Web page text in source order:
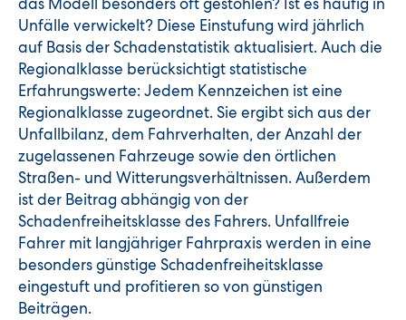
Unfälle verwickelt? Diese Einstufung wird jährlich
auf Basis der Schadenstatistik aktualisiert. Auch die
Regionalklasse berücksichtigt statistische
Erfahrungswerte: Jedem Kennzeichen ist eine
Regionalklasse zugeordnet. Sie ergibt sich aus der
Unfallbilanz, dem Fahrverhalten, der Anzahl der
zugelassenen Fahrzeuge sowie den örtlichen
Straßen- und Witterungsverhältnissen. Außerdem
ist der Beitrag abhängig von der
Schadenfreiheitsklasse des Fahrers. Unfallfreie
Fahrer mit langjähriger Fahrpraxis werden in eine
besonders günstige Schadenfreiheitsklasse
eingestuft und profitieren so von günstigen
Beiträgen.